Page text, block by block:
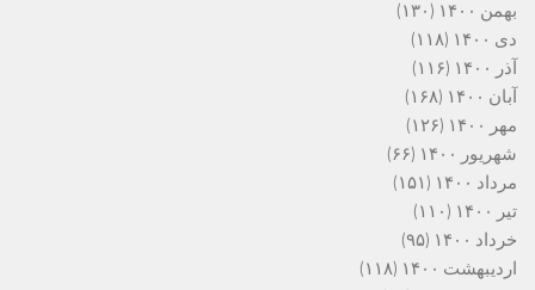
بهمن ۱۴۰۰
(۱۳۰)
دی ۱۴۰۰
(۱۱۸)
آذر ۱۴۰۰
(۱۱۶)
آبان ۱۴۰۰
(۱۶۸)
مهر ۱۴۰۰
(۱۲۶)
شهریور ۱۴۰۰
(۶۶)
مرداد ۱۴۰۰
(۱۵۱)
تیر ۱۴۰۰
(۱۱۰)
خرداد ۱۴۰۰
(۹۵)
اردیبهشت ۱۴۰۰
(۱۱۸)